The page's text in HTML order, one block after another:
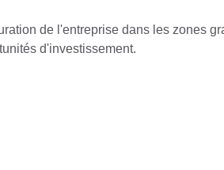
de l'entreprise dans les zones
d'investissement.